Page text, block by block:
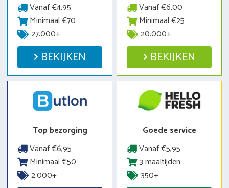
Vanaf €4,95
Minimaal €70
27.000+
BEKIJKEN
Vanaf €6,00
Minimaal €25
20.000+
BEKIJKEN
Top bezorging
Vanaf €6,95
Minimaal €50
2.000+
Goede service
Vanaf €5,95
3 maaltijden
350+